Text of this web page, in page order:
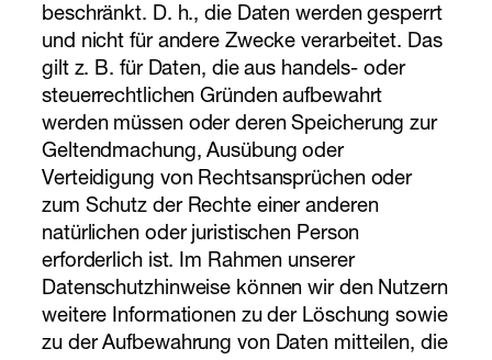
beschränkt. D. h., die Daten werden gesperrt
und nicht für andere Zwecke verarbeitet. Das
gilt z. B. für Daten, die aus handels- oder
steuerrechtlichen Gründen aufbewahrt
werden müssen oder deren Speicherung zur
Geltendmachung, Ausübung oder
Verteidigung von Rechtsansprüchen oder
zum Schutz der Rechte einer anderen
natürlichen oder juristischen Person
erforderlich ist. Im Rahmen unserer
Datenschutzhinweise können wir den Nutzern
weitere Informationen zu der Löschung sowie
zu der Aufbewahrung von Daten mitteilen, die